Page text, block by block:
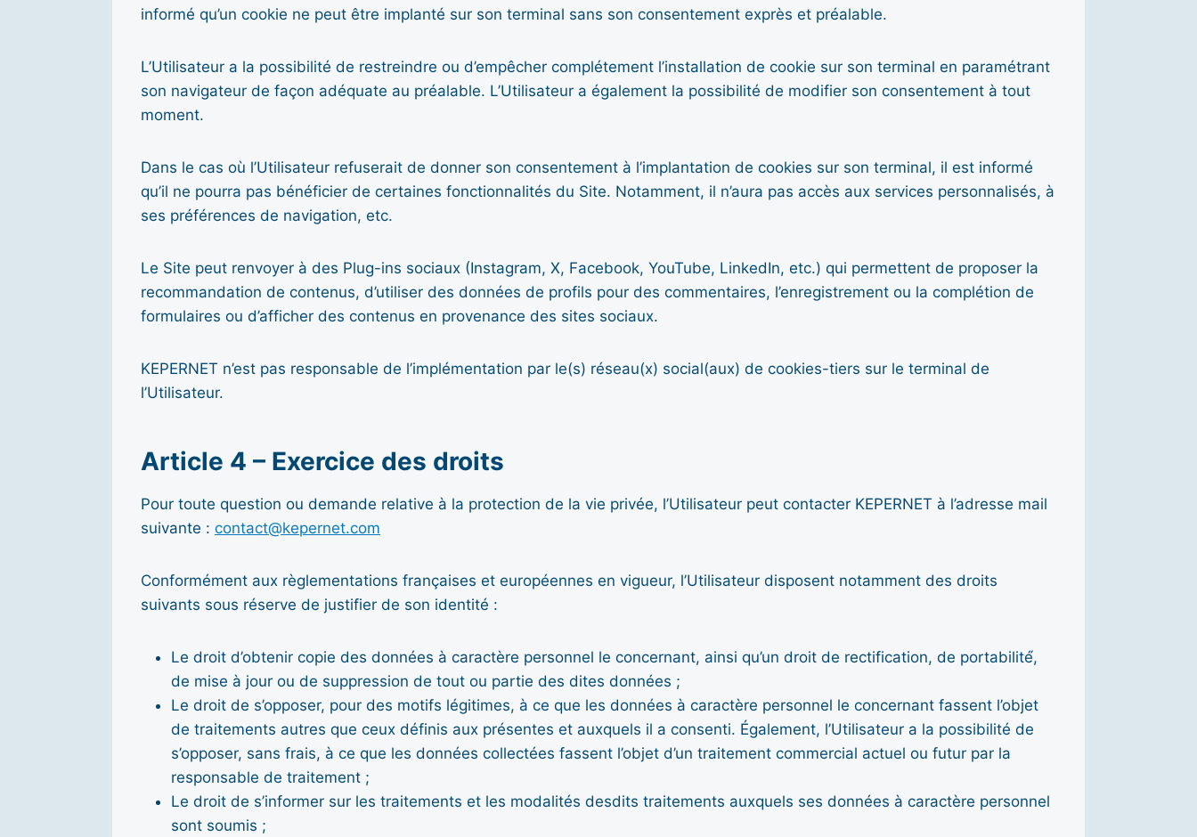
informé qu’un cookie ne peut être implanté sur son terminal sans son consentement exprès et préalable.
L’Utilisateur a la possibilité de restreindre ou d’empêcher complétement l’installation de cookie sur son terminal en paramétrant
son navigateur de façon adéquate au préalable. L’Utilisateur a également la possibilité de modifier son consentement à tout
moment.
Dans le cas où l’Utilisateur refuserait de donner son consentement à l’implantation de cookies sur son terminal, il est informé
qu’il ne pourra pas bénéficier de certaines fonctionnalités du Site. Notamment, il n’aura pas accès aux services personnalisés, à
ses préférences de navigation, etc.
Le Site peut renvoyer à des Plug-ins sociaux (Instagram, X, Facebook, YouTube, LinkedIn, etc.) qui permettent de proposer la
recommandation de contenus, d’utiliser des données de profils pour des commentaires, l’enregistrement ou la complétion de
formulaires ou d’afficher des contenus en provenance des sites sociaux.
KEPERNET n’est pas responsable de l’implémentation par le(s) réseau(x) social(aux) de cookies-tiers sur le terminal de
l’Utilisateur.
Article 4 – Exercice des droits
Pour toute question ou demande relative à la protection de la vie privée, l’Utilisateur peut contacter KEPERNET à l’adresse mail
suivante : contact@kepernet.com
Conformément aux règlementations françaises et européennes en vigueur, l’Utilisateur disposent notamment des droits
suivants sous réserve de justifier de son identité :
Le droit d’obtenir copie des données à caractère personnel le concernant, ainsi qu’un droit de rectification, de portabilité́,
de mise à jour ou de suppression de tout ou partie des dites données ;
Le droit de s’opposer, pour des motifs légitimes, à ce que les données à caractère personnel le concernant fassent l’objet
de traitements autres que ceux définis aux présentes et auxquels il a consenti. Également, l’Utilisateur a la possibilité de
s’opposer, sans frais, à ce que les données collectées fassent l’objet d’un traitement commercial actuel ou futur par la
responsable de traitement ;
Le droit de s’informer sur les traitements et les modalités desdits traitements auxquels ses données à caractère personnel
sont soumis ;